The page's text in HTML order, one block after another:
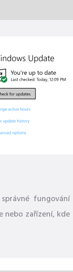
fungování
nebo zařízení, kde